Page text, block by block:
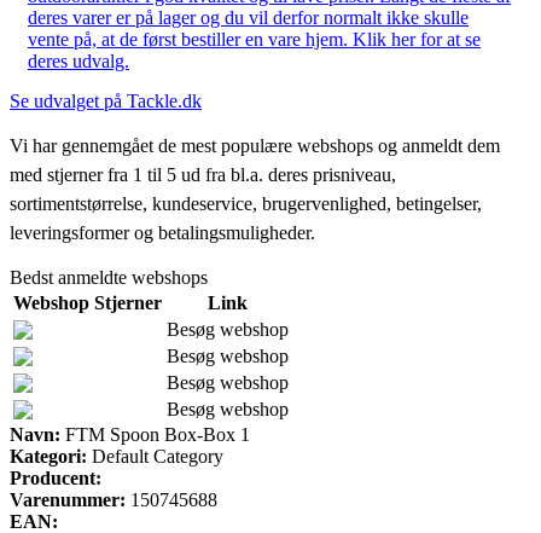
deres varer er på lager og du vil derfor normalt ikke skulle
vente på, at de først bestiller en vare hjem. Klik her for at se
deres udvalg.
Se udvalget på Tackle.dk
Vi har gennemgået de mest populære webshops og anmeldt dem
med stjerner fra 1 til 5 ud fra bl.a. deres prisniveau,
sortimentstørrelse, kundeservice, brugervenlighed, betingelser,
leveringsformer og betalingsmuligheder.
Bedst anmeldte webshops
Webshop Stjerner
Link
Besøg webshop
Besøg webshop
Besøg webshop
Besøg webshop
Navn: FTM Spoon Box-Box 1
Kategori: Default Category
Producent:
Varenummer: 150745688
EAN: